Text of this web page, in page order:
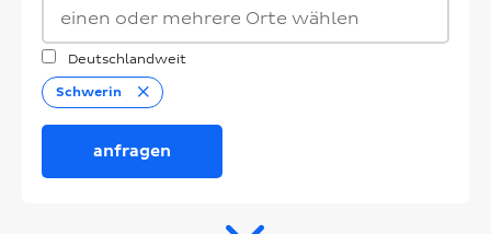
Deutschlandweit
Schwerin
Entfernen
anfragen